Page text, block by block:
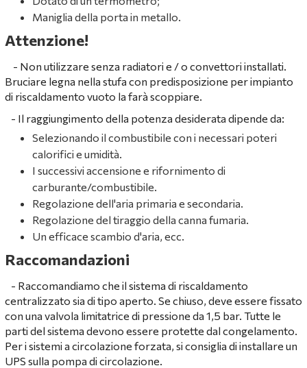
Maniglia della porta in metallo.
Attenzione!
- Non utilizzare senza radiatori e / o convettori installati.
Bruciare legna nella stufa con predisposizione per impianto
di riscaldamento vuoto la farà scoppiare.
- Il raggiungimento della potenza desiderata dipende da:
Selezionando il combustibile con i necessari poteri
calorifici e umidità.
I successivi accensione e rifornimento di
carburante/combustibile.
Regolazione dell'aria primaria e secondaria.
Regolazione del tiraggio della canna fumaria.
Un efficace scambio d'aria, ecc.
Raccomandazioni
- Raccomandiamo che il sistema di riscaldamento
centralizzato sia di tipo aperto. Se chiuso, deve essere fissato
con una valvola limitatrice di pressione da 1,5 bar. Tutte le
parti del sistema devono essere protette dal congelamento.
Per i sistemi a circolazione forzata, si consiglia di installare un
UPS sulla pompa di circolazione.